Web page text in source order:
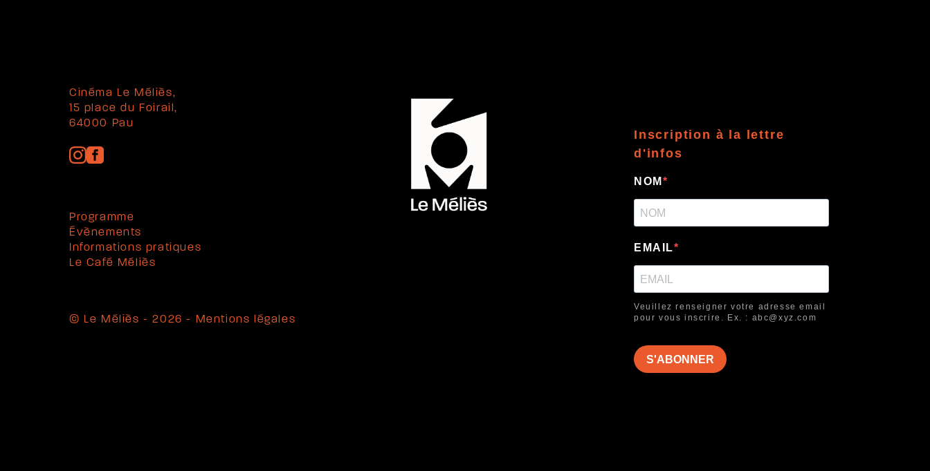
Cinéma Le Méliès,
15 place du Foirail,
64000 Pau
Programme
Évènements
Informations pratiques
Le Café Méliès
© Le Méliès - 2026 - Mentions légales
Inscription à la lettre
d'infos
NOM
EMAIL
Veuillez renseigner votre adresse email
pour vous inscrire. Ex. : abc@xyz.com
S'ABONNER